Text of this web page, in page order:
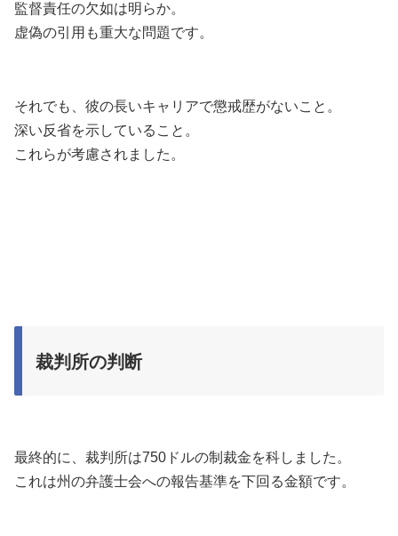
監督責任の欠如は明らか。
虚偽の引用も重大な問題です。
それでも、彼の長いキャリアで懲戒歴がないこと。
深い反省を示していること。
これらが考慮されました。
裁判所の判断
最終的に、裁判所は750ドルの制裁金を科しました。
これは州の弁護士会への報告基準を下回る金額です。